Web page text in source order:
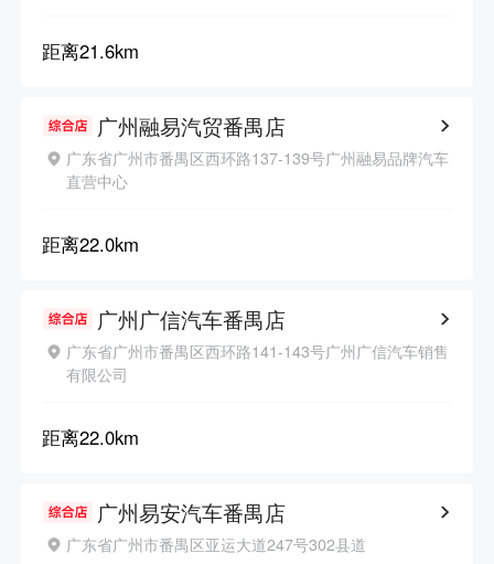
距离21.6km
广州融易汽贸番禺店
广东省广州市番禺区西环路137-139号广州融易品牌汽车
直营中心
距离22.0km
广州广信汽车番禺店
广东省广州市番禺区西环路141-143号广州广信汽车销售
有限公司
距离22.0km
广州易安汽车番禺店
广东省广州市番禺区亚运大道247号302县道